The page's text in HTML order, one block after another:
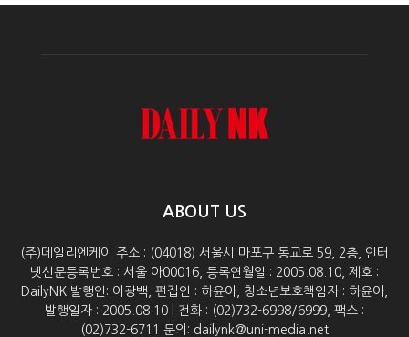
ABOUT US
(주)데일리엔케이 주소 : (04018) 서울시 마포구 동교로 59, 2층, 인터
넷신문등록번호 : 서울 아00016, 등록연월일 : 2005.08.10, 제호 :
DailyNK 발행인: 이광백, 편집인 : 하윤아, 청소년보호책임자 : 하윤아,
발행일자 : 2005.08.10 | 전화 : (02)732-6998/6999, 팩스 :
(02)732-6711 문의: dailynk@uni-media.net